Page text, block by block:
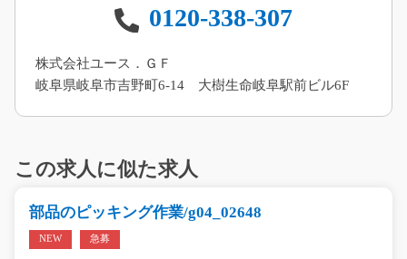
0120-338-307
株式会社ユース．ＧＦ
岐阜県岐阜市吉野町6-14 大樹生命岐阜駅前ビル6F
この求人に似た求人
部品のピッキング作業/g04_02648
NEW 急募